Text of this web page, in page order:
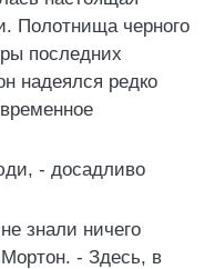
Полотнища черного
последних
надеялся редко
- досадливо
знали ничего
- Здесь, в